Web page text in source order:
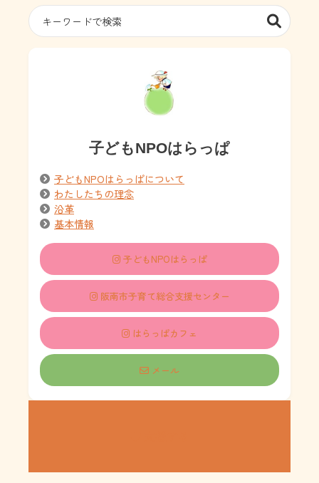
子どもNPOはらっぱ
子どもNPOはらっぱについて
わたしたちの理念
沿革
基本情報
子どもNPOはらっぱ
阪南市子育て総合支援センター
はらっぱカフェ
メール